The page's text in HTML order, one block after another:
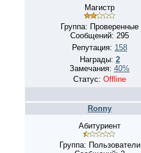
Магистр
Группа: Проверенные
Сообщений: 295
Репутация: 158
Награды: 2
Замечания: 40%
Статус: Offline
Ronny
Абитуриент
Группа: Пользователи